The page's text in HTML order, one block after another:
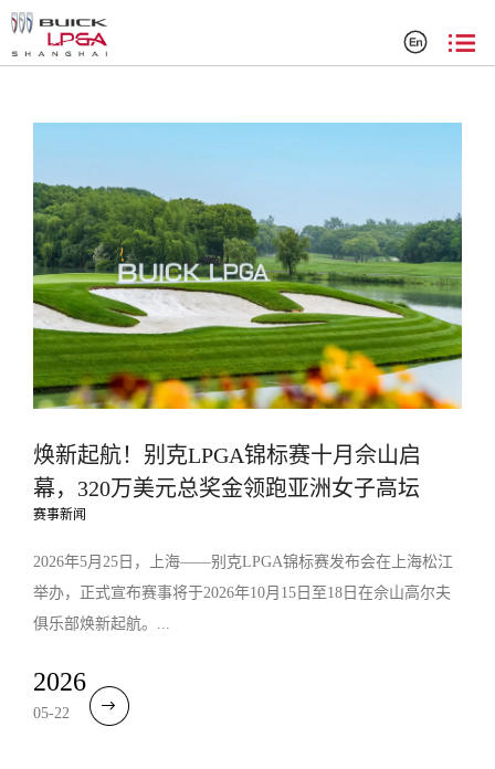
焕新起航！别克LPGA锦标赛十月佘山启
幕，320万美元总奖金领跑亚洲女子高坛
赛事新闻
2026年5月25日，上海——别克LPGA锦标赛发布会在上海松江
举办，正式宣布赛事将于2026年10月15日至18日在佘山高尔夫
俱乐部焕新起航。...
2026
05-22